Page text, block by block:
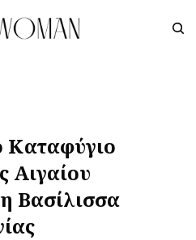
Καταφύγιο
Αιγαίου
Βασίλισσα